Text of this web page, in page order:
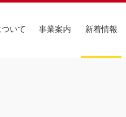
いて 事業案内 新着情報